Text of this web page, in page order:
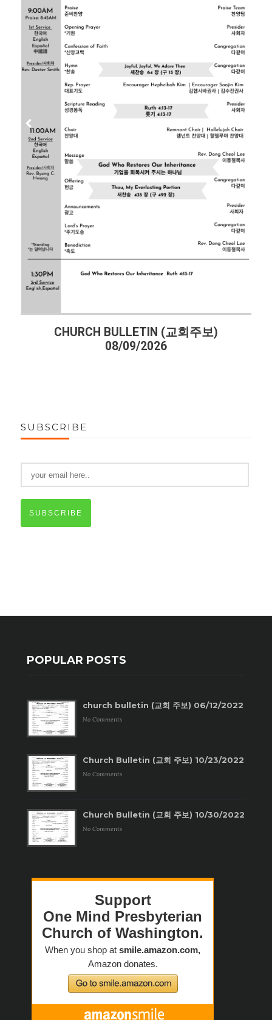
CHURCH BULLETIN (교회주보)
08/09/2026
SUBSCRIBE
SUBSCRIBE
POPULAR POSTS
church bulletin (교회 주보) 06/12/2022
No Comments
Church Bulletin (교회 주보) 10/23/2022
No Comments
Church Bulletin (교회 주보) 10/30/2022
No Comments